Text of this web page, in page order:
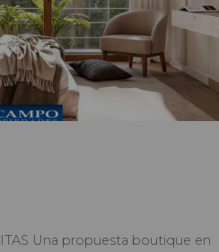
Una propuesta boutique en